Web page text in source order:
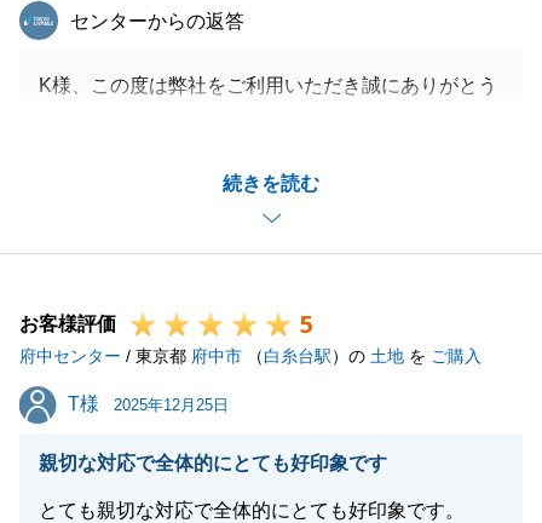
続きを読む
東急リバブル
センターからの返答
K様、この度は弊社をご利用いただき誠にありがとう
この度はK様のお手伝いができ、大変嬉しく感じてお
ります。
にお申し付けください。
引き続きよろしくお願いいたします。
閉じる
お客様評価 5
府中センター / 東京都 府中市 （白糸台駅）の 土地 を ご購入
T様
T様 2025年12月25日
親切な対応で全体的にとても好印象です
とても親切な対応で全体的にとても好印象です。